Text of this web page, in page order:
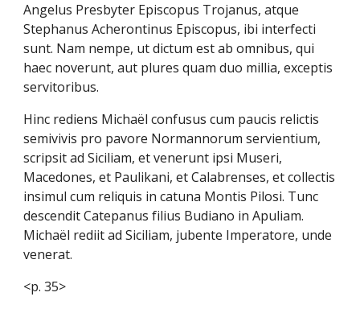
Angelus Presbyter Episcopus Trojanus, atque
Stephanus Acherontinus Episcopus, ibi interfecti
sunt. Nam nempe, ut dictum est ab omnibus, qui
haec noverunt, aut plures quam duo millia, exceptis
servitoribus.
Hinc rediens Michaël confusus cum paucis relictis
semivivis pro pavore Normannorum servientium,
scripsit ad Siciliam, et venerunt ipsi Museri,
Macedones, et Paulikani, et Calabrenses, et collectis
insimul cum reliquis in catuna Montis Pilosi. Tunc
descendit Catepanus filius Budiano in Apuliam.
Michaël rediit ad Siciliam, jubente Imperatore, unde
venerat.
<p. 35>